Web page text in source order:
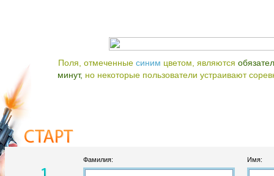
Поля, отмеченные синим цветом, являются
минут, но некоторые пользователи устраивают
Фамилия: Имя: